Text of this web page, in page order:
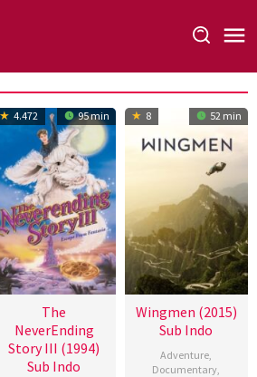
4.472 95 min
The
NeverEnding
Story III (1994)
Sub Indo
8 52 min
Wingmen (2015)
Sub Indo
Adventure
Documentary